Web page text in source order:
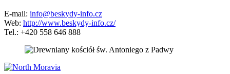
E-mail: info@beskydy-info.cz
Web: http://www.beskydy-info.cz/
Tel.: +420 558 646 888